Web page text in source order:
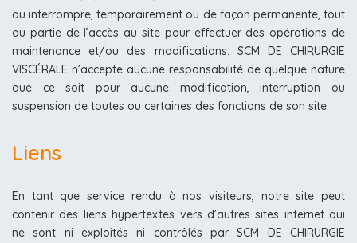
ou interrompre, temporairement ou de façon permanente, tout
ou partie de l’accès au site pour effectuer des opérations de
maintenance et/ou des modifications. SCM DE CHIRURGIE
VISCÉRALE n’accepte aucune responsabilité de quelque nature
que ce soit pour aucune modification, interruption ou
suspension de toutes ou certaines des fonctions de son site.
Liens
En tant que service rendu à nos visiteurs, notre site peut
contenir des liens hypertextes vers d’autres sites internet qui
ne sont ni exploités ni contrôlés par SCM DE CHIRURGIE